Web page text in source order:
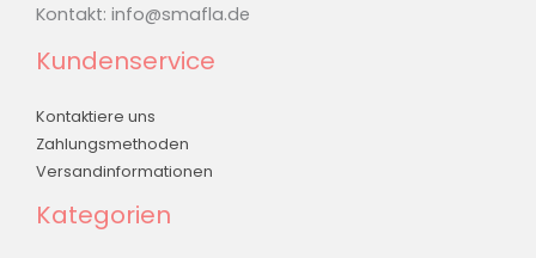
Kontakt: info@smafla.de
Kundenservice
Kontaktiere uns
Zahlungsmethoden
Versandinformationen
Kategorien